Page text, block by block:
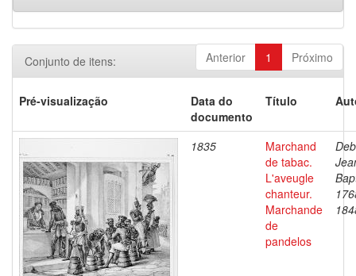
Anterior 1 Próximo
Conjunto de itens:
Pré-visualização
Data do
documento
Título
1835
Marchand
de tabac.
L'aveugle
chanteur.
Marchande
de
pandelos